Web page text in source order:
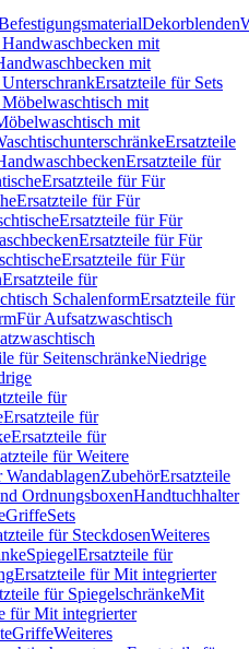
Dekorblenden
Handwaschbecken mit
mit
Ersatzteile für Sets
Möbelwaschtisch mit
mit
Ersatzteile
Ersatzteile für
Ersatzteile für Für
Ersatzteile für Für
Ersatzteile für Für
Ersatzteile für Für
Ersatzteile für Für
Ersatzteile für
SchalenformErsatzteile für
Für Aufsatzwaschtisch
für SeitenschränkeNiedrige
für
Ersatzteile für
Ersatzteile für
für Weitere
ZubehörErsatzteile
OrdnungsboxenHandtuchhalter
GriffeSets
für SteckdosenWeiteres
SpiegelErsatzteile für
Ersatzteile für Mit integrierter
für SpiegelschränkeMit
für Mit integrierter
GriffeWeiteres